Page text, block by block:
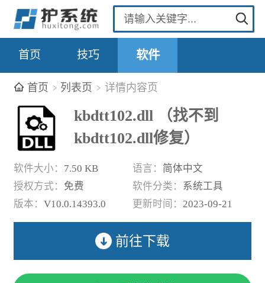
首页 技巧 软件
首页 列表页 详情内容页
kbdtt102.dll （找不到
kbdtt102.dll修复）
软件大小： 7.50 KB 语言： 简体中文
授权方式： 免费 软件分类： 系统工具
版本：V10.0.14393.0 更新时间： 2023-09-21
前往下载